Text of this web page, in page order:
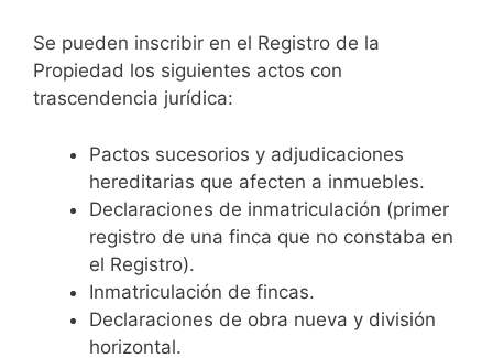
Se pueden inscribir en el Registro de la
Propiedad los siguientes actos con
trascendencia jurídica:
Pactos sucesorios y adjudicaciones
hereditarias que afecten a inmuebles.
Declaraciones de inmatriculación (primer
registro de una finca que no constaba en
el Registro).
Inmatriculación de fincas.
Declaraciones de obra nueva y división
horizontal.